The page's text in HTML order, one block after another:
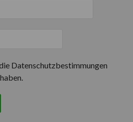
Datenschutzbestimmungen